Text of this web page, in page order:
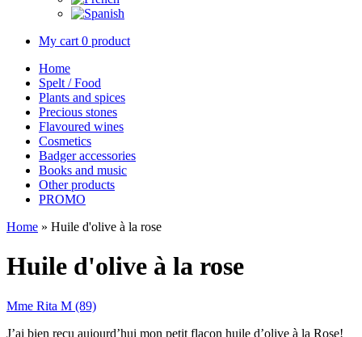
My cart 0 product
Home
Spelt / Food
Plants and spices
Precious stones
Flavoured wines
Cosmetics
Badger accessories
Books and music
Other products
PROMO
Home » Huile d'olive à la rose
Huile d'olive à la rose
Mme Rita M (89)
J’ai bien reçu aujourd’hui mon petit flacon huile d’olive à la Rose!